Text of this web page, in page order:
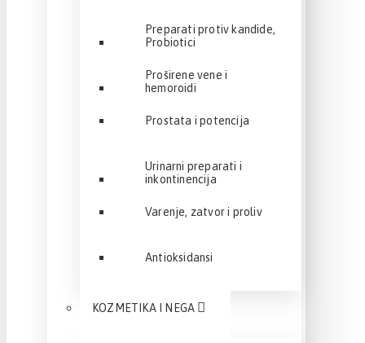
Preparati protiv kandide,
Probiotici
Proširene vene i
hemoroidi
Prostata i potencija
Urinarni preparati i
inkontinencija
Varenje, zatvor i proliv
Antioksidansi
KOZMETIKA I NEGA